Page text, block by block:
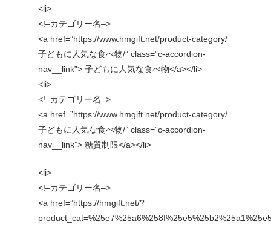
<li>
<!–カテゴリー名–>
<a href=”https://www.hmgift.net/product-category/
子どもに人気な食べ物/” class=”c-accordion-
nav__link”> 子どもに人気な食べ物</a></li>
<li>
<!–カテゴリー名–>
<a href=”https://www.hmgift.net/product-category/
子どもに人気な食べ物/” class=”c-accordion-
nav__link”> 糖質制限</a></li>
<li>
<!–カテゴリー名–>
<a href=”https://hmgift.net/?